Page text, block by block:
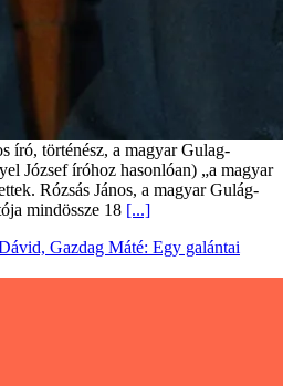
író, történész, a magyar Gulag-
József íróhoz hasonlóan) „a magyar
Rózsás János, a magyar Gulág-
mindössze 18 [...]
Gazdag Máté: Egy galántai